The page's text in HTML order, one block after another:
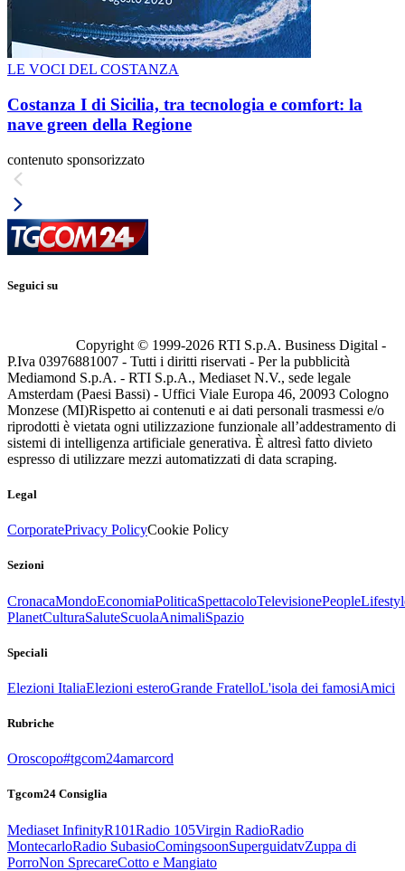
LE VOCI DEL COSTANZA
Costanza I di Sicilia, tra tecnologia e comfort: la
nave green della Regione
contenuto sponsorizzato
Seguici su
Copyright © 1999-2026 RTI S.p.A. Business Digital -
P.Iva 03976881007 - Tutti i diritti riservati - Per la pubblicità
Mediamond S.p.A. - RTI S.p.A., Mediaset N.V., sede legale
Amsterdam (Paesi Bassi) - Uffici Viale Europa 46, 20093 Cologno
Monzese (MI)Rispetto ai contenuti e ai dati personali trasmessi e/o
riprodotti è vietata ogni utilizzazione funzionale all’addestramento di
sistemi di intelligenza artificiale generativa. È altresì fatto divieto
espresso di utilizzare mezzi automatizzati di data scraping.
Legal
CorporatePrivacy PolicyCookie Policy
Sezioni
CronacaMondoEconomiaPoliticaSpettacoloTelevisionePeople
PlanetCulturaSaluteScuolaAnimaliSpazio
Speciali
Elezioni ItaliaElezioni esteroGrande FratelloL'isola dei famosiAmici
Rubriche
Oroscopo#tgcom24amarcord
Tgcom24 Consiglia
Mediaset InfinityR101Radio 105Virgin RadioRadio
MontecarloRadio SubasioComingsoonSuperguidatvZuppa di
PorroNon SprecareCotto e Mangiato